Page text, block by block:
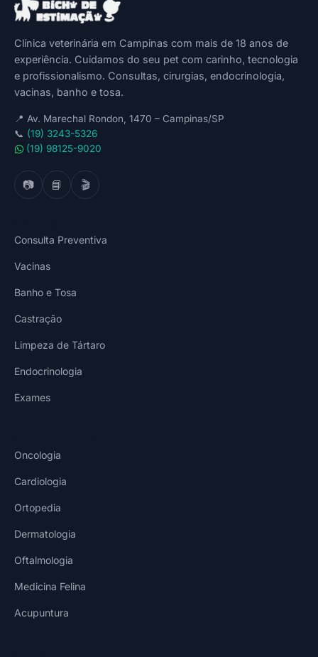
Clínica veterinária em Campinas com mais de 18 anos de
experiência. Cuidamos do seu pet com carinho, tecnologia
e profissionalismo. Consultas, cirurgias, endocrinologia,
vacinas, banho e tosa.
📍 Av. Marechal Rondon, 1470 – Campinas/SP
📞 (19) 3243-5326
(19) 98125-9020
📷 📘 🎬
Consulta Preventiva
Vacinas
Banho e Tosa
Castração
Limpeza de Tártaro
Endocrinologia
Exames
Oncologia
Cardiologia
Ortopedia
Dermatologia
Oftalmologia
Medicina Felina
Acupuntura